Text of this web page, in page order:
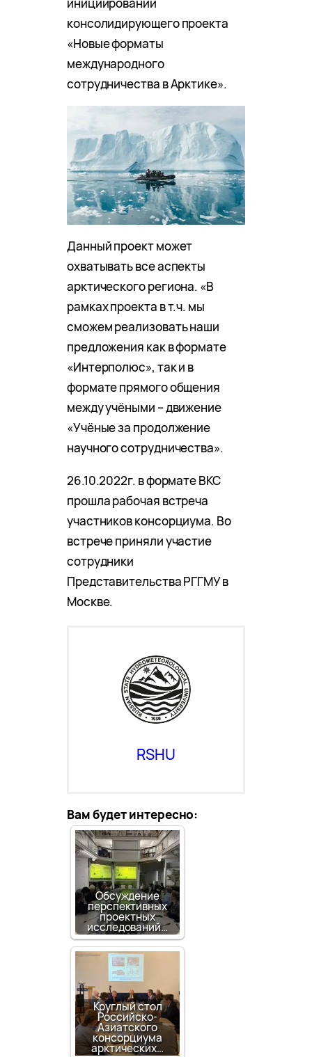
инициировании
консолидирующего проекта
«Новые форматы
международного
сотрудничества в Арктике».
Данный проект может
охватывать все аспекты
арктического региона. «В
рамках проекта в т.ч. мы
сможем реализовать наши
предложения как в формате
«Интерполюс», так и в
формате прямого общения
между учёными – движение
«Учёные за продолжение
научного сотрудничества».
26.10.2022г. в формате ВКС
прошла рабочая встреча
участников консорциума. Во
встрече приняли участие
сотрудники
Представительства РГГМУ в
Москве.
RSHU
Вам будет интересно:
Обсуждение
перспективных
проектных
исследований…
Круглый стол
Российско-
Азиатского
консорциума
арктических…